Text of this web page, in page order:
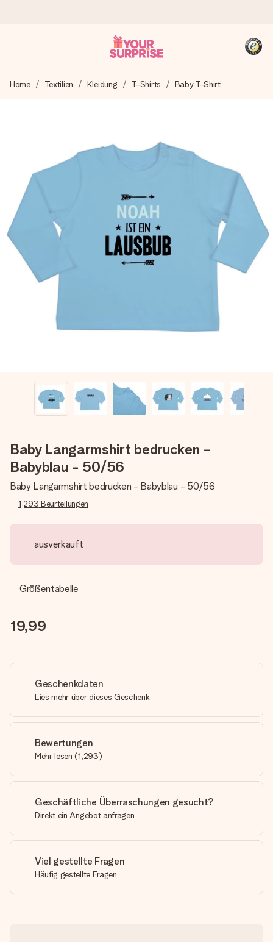
Wir bereiten dein Geschenk sorgfältig vor und schicken es
4,8 (basierend auf +15.000 Bewertungen)
Unsere Geschenke begeistern. Kunden bewerten uns mit
4,8 bei Google Reviews (Gesamtergebnis aller Länder, in
die wir versenden).
+49 39292 929695
Montag - Freitag : 8:30 - 17:00 Uhr
Samstag - Sonntag : 8:30 - 13:00 Uhr
Home Textilien Kleidung T-Shirts Baby T-Shirt
Baby Langarmshirt bedrucken -
Babyblau - 50/56
Baby Langarmshirt bedrucken - Babyblau - 50/56
1,293 Beurteilungen
ausverkauft
Größentabelle
19,99
Geschenkdaten
Lies mehr über dieses Geschenk
Bewertungen
Mehr lesen (1,293)
Geschäftliche Überraschungen gesucht?
Direkt ein Angebot anfragen
Viel gestellte Fragen
Häufig gestellte Fragen